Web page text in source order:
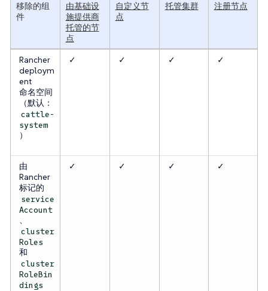
移除的组
件
由基础设
施提供商
托管的节
点
自定义节
点
托管集群 注册节点
Rancher
deploym
ent
命名空间
（默认：
cattle-
system
）
✓ ✓ ✓ ✓
由
Rancher
标记的
service
Account
、
cluster
Roles
和
cluster
RoleBin
dings
✓ ✓ ✓ ✓